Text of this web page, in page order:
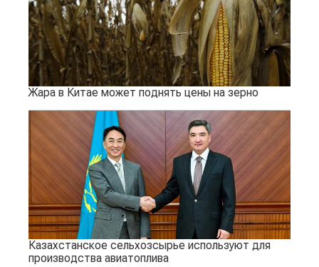
Жара в Китае может поднять цены на зерно
Казахстанское сельхозсырье используют для
производства авиатоплива